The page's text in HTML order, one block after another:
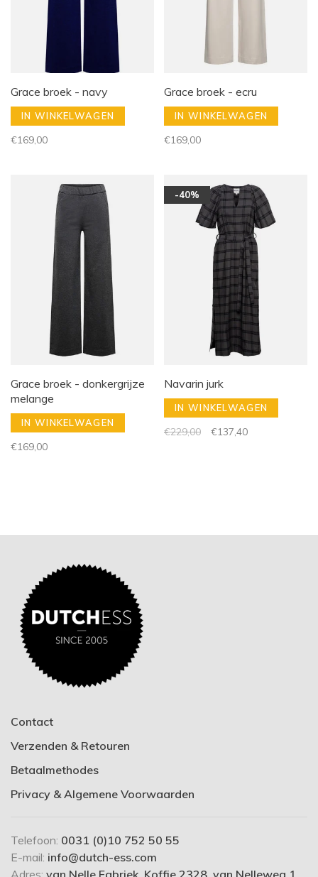
Grace broek - navy
IN WINKELWAGEN
€169,00
Grace broek - ecru
IN WINKELWAGEN
€169,00
Grace broek - donkergrijze
melange
IN WINKELWAGEN
€169,00
-40%
Navarin jurk
IN WINKELWAGEN
€229,00 €137,40
Contact
Verzenden & Retouren
Betaalmethodes
Privacy & Algemene Voorwaarden
Telefoon: 0031 (0)10 752 50 55
E-mail: info@dutch-ess.com
Adres: van Nelle Fabriek, Koffie 2328, van Nelleweg 1,